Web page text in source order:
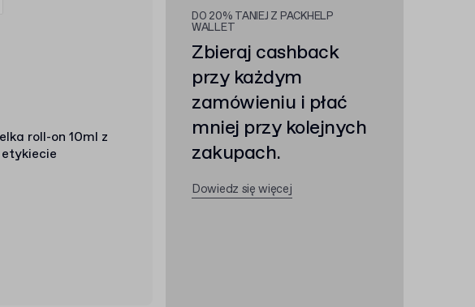
DO 20% TANIEJ Z PACKHELP
WALLET
Zbieraj cashback
przy każdym
zamówieniu i płać
mniej przy kolejnych
zakupach.
Dowiedz się więcej